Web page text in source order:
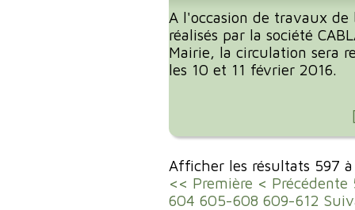
A l'occasion de travaux
réalisés par la société
Mairie, la circulation sera
les 10 et 11 février 2016.
Afficher les résultats 597
<< Première < Précédente
604 605-608 609-612